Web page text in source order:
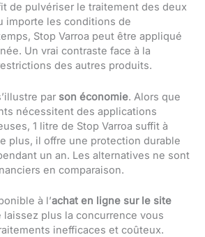
de pulvériser le traitement des deux
importe les conditions de
Stop Varroa peut être appliqué
Un vrai contraste face à la
des autres produits.
par son économie. Alors que
nécessitent des applications
1 litre de Stop Varroa suffit à
plus, il offre une protection durable
un an. Les alternatives ne sont
en comparaison.
à l’achat en ligne sur le site
laissez plus la concurrence vous
inefficaces et coûteux.